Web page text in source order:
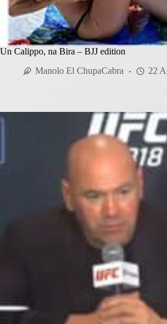
Un Calippo, na Bira – BJJ edition
Manolo El ChupaCabra
22